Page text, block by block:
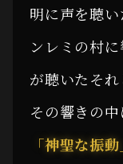
明に声を聴
ンレミの村
が聴いたそれ
その響きの
「神聖な振動